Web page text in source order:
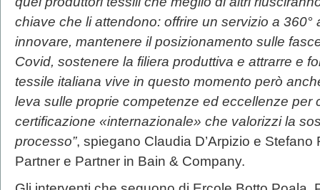
chiave che li attendono: offrire un servizio a 360°
innovare, mantenere il posizionamento sulle
Covid, sostenere la filiera produttiva e attrarre e
tessile italiana vive in questo momento però
leva sulle proprie competenze ed eccellenze per
certificazione «internazionale» che valorizzi la
processo”, spiegano Claudia D’Arpizio e
Partner e Partner in Bain & Company.